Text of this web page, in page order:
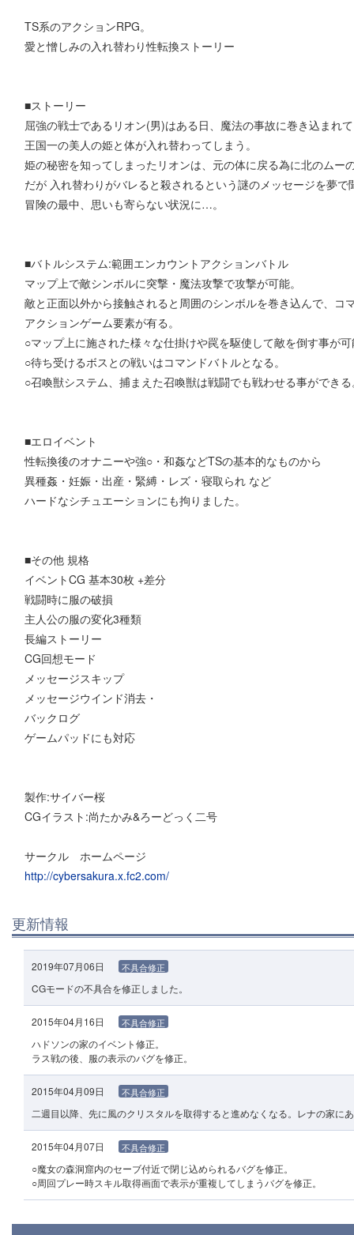
TS系のアクションRPG。
愛と憎しみの入れ替わり性転換ストーリー
■ストーリー
屈強の戦士であるリオン(男)はある日、魔法の事故に巻き込まれ
王国一の美人の姫と体が入れ替わってしまう。
姫の秘密を知ってしまったリオンは、元の体に戻る為に北のムー
だが 入れ替わりがバレると殺されるという謎のメッセージを夢で
冒険の最中、思いも寄らない状況に…。
■バトルシステム:範囲エンカウントアクションバトル
マップ上で敵シンボルに突撃・魔法攻撃で攻撃が可能。
敵と正面以外から接触されると周囲のシンボルを巻き込んで、コ
アクションゲーム要素が有る。
○マップ上に施された様々な仕掛けや罠を駆使して敵を倒す事が
○待ち受けるボスとの戦いはコマンドバトルとなる。
○召喚獣システム、捕まえた召喚獣は戦闘でも戦わせる事ができ
■エロイベント
性転換後のオナニーや強○・和姦などTSの基本的なものから
異種姦・妊娠・出産・緊縛・レズ・寝取られ など
ハードなシチュエーションにも拘りました。
■その他 規格
イベントCG 基本30枚 +差分
戦闘時に服の破損
主人公の服の変化3種類
長編ストーリー
CG回想モード
メッセージスキップ
メッセージウインド消去・
バックログ
ゲームパッドにも対応
製作:サイバー桜
CGイラスト:尚たかみ&ろーどっく二号
サークル ホームページ
http://cybersakura.x.fc2.com/
更新情報
2019年07月06日 不具合修正
CGモードの不具合を修正しました。
2015年04月16日 不具合修正
ハドソンの家のイベント修正。
ラス戦の後、服の表示のバグを修正。
2015年04月09日 不具合修正
二週目以降、先に風のクリスタルを取得すると進めなくなる。レナの家に
2015年04月07日 不具合修正
○魔女の森洞窟内のセーブ付近で閉じ込められるバグを修正。
○周回プレー時スキル取得画面で表示が重複してしまうバグを修正。